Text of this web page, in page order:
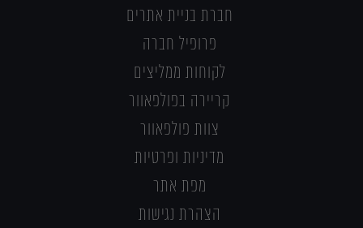
חברת בניית אתרים
פרופיל חברה
לקוחות ממליצים
קריירה בפולפאוור
צוות פולפאוור
מדיניות ופרטיות
מפת אתר
הצהרת נגישות